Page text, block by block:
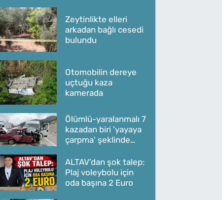
Zeytinlikte elleri
arkadan bağlı cesedi
bulundu
Otomobilin dereye
uçtuğu kaza
kamerada
Ölümlü-yaralanmalı 7
kazadan biri 'yayaya
çarpma' şeklinde
ALTAV’dan şok talep:
Plaj voleybolu için
oda başına 2 Euro